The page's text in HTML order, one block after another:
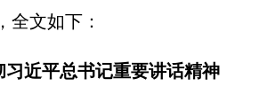
全文如下：
习近平总书记重要讲话精神